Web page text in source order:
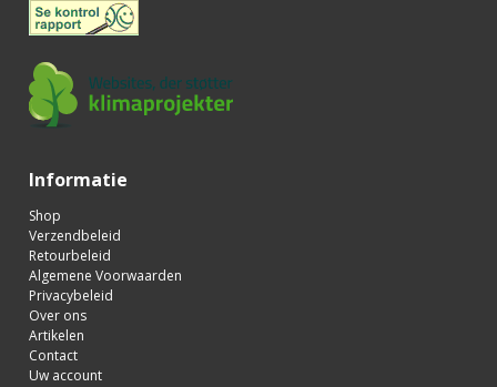
Informatie
Shop
Verzendbeleid
Retourbeleid
Algemene Voorwaarden
Privacybeleid
Over ons
Artikelen
Contact
Uw account